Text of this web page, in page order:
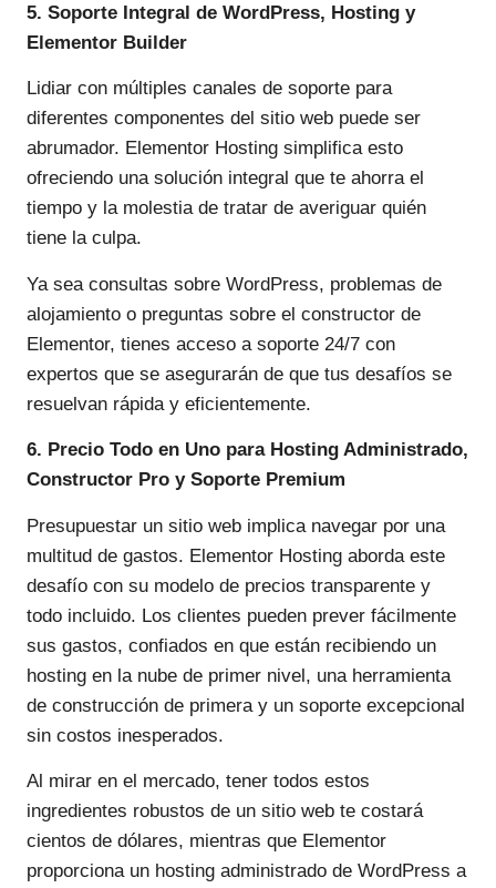
5. Soporte Integral de WordPress, Hosting y
Elementor Builder
Lidiar con múltiples canales de soporte para
diferentes componentes del sitio web puede ser
abrumador. Elementor Hosting simplifica esto
ofreciendo una solución integral que te ahorra el
tiempo y la molestia de tratar de averiguar quién
tiene la culpa.
Ya sea consultas sobre WordPress, problemas de
alojamiento o preguntas sobre el constructor de
Elementor, tienes acceso a soporte 24/7 con
expertos que se asegurarán de que tus desafíos se
resuelvan rápida y eficientemente.
6. Precio Todo en Uno para Hosting Administrado,
Constructor Pro y Soporte Premium
Presupuestar un sitio web implica navegar por una
multitud de gastos. Elementor Hosting aborda este
desafío con su modelo de precios transparente y
todo incluido. Los clientes pueden prever fácilmente
sus gastos, confiados en que están recibiendo un
hosting en la nube de primer nivel, una herramienta
de construcción de primera y un soporte excepcional
sin costos inesperados.
Al mirar en el mercado, tener todos estos
ingredientes robustos de un sitio web te costará
cientos de dólares, mientras que Elementor
proporciona un hosting administrado de WordPress a